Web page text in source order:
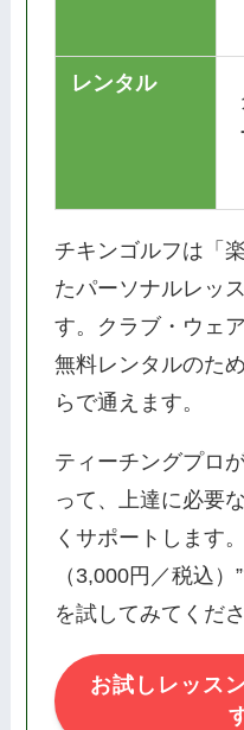
レンタル
チキンゴルフは「
たパーソナルレッ
す。クラブ・ウェ
無料レンタルのた
らで通えます。
ティーチングプロ
って、上達に必要
くサポートします
（3,000円／税込
を試してみてくださ
お試しレッス